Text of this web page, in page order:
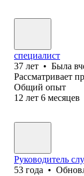
специалист
37 лет • Была
Рассматривает
Общий опыт
12 лет 6 месяцев
Руководитель
53 года •